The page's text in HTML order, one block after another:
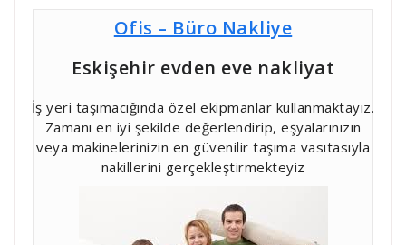
Ofis – Büro Nakliye
Eskişehir evden eve nakliyat
İş yeri taşımacığında özel ekipmanlar kullanmaktayız.
Zamanı en iyi şekilde değerlendirip, eşyalarınızın
veya makinelerinizin en güvenilir taşıma vasıtasıyla
nakillerini gerçekleştirmekteyiz